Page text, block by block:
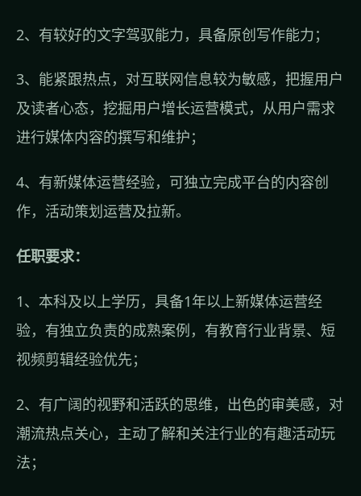
2、有较好的文字驾驭能力，具备原创写作能力；
3、能紧跟热点，对互联网信息较为敏感，把握用户
及读者心态，挖掘用户增长运营模式，从用户需求
进行媒体内容的撰写和维护；
4、有新媒体运营经验，可独立完成平台的内容创
作，活动策划运营及拉新。
任职要求：
1、本科及以上学历，具备1年以上新媒体运营经
验，有独立负责的成熟案例，有教育行业背景、短
视频剪辑经验优先；
2、有广阔的视野和活跃的思维，出色的审美感，对
潮流热点关心，主动了解和关注行业的有趣活动玩
法；